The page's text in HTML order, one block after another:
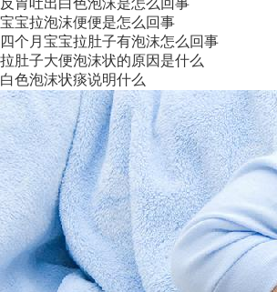
反胃吐出白色泡沫是怎么回事
宝宝拉泡沫便便是怎么回事
四个月宝宝拉肚子有泡沫怎么回事
拉肚子大便泡沫状的原因是什么
白色泡沫状痰说明什么